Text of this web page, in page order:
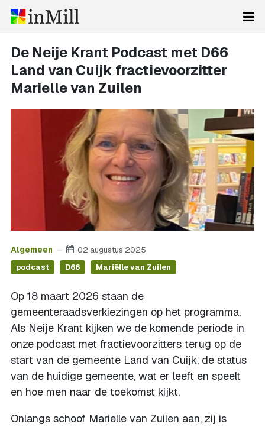
De Neije Krant Podcast met D66
Land van Cuijk fractievoorzitter
Marielle van Zuilen
Algemeen 02 augustus 2025
podcast D66 Mariëlle van Zuilen
Op 18 maart 2026 staan de
gemeenteraadsverkiezingen op het programma.
Als Neije Krant kijken we de komende periode in
onze podcast met fractievoorzitters terug op de
start van de gemeente Land van Cuijk, de status
van de huidige gemeente, wat er leeft en speelt
en hoe men naar de toekomst kijkt.
Onlangs schoof Marielle van Zuilen aan, zij is